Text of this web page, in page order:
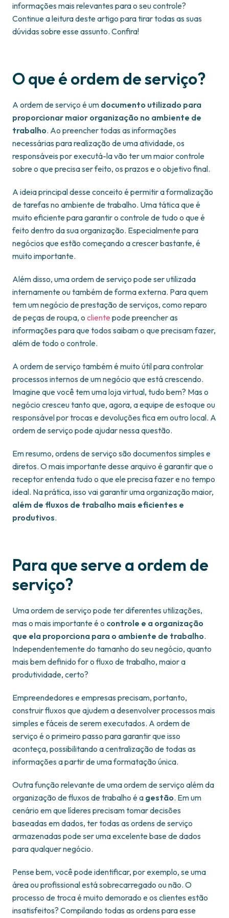
informações mais relevantes para o seu controle?
Continue a leitura deste artigo para tirar todas as suas
dúvidas sobre esse assunto. Confira!
O que é ordem de serviço?
A ordem de serviço é um documento utilizado para
proporcionar maior organização no ambiente de
trabalho. Ao preencher todas as informações
necessárias para realização de uma atividade, os
responsáveis por executá-la vão ter um maior controle
sobre o que precisa ser feito, os prazos e o objetivo final.
A ideia principal desse conceito é permitir a formalização
de tarefas no ambiente de trabalho. Uma tática que é
muito eficiente para garantir o controle de tudo o que é
feito dentro da sua organização. Especialmente para
negócios que estão começando a crescer bastante, é
muito importante.
Além disso, uma ordem de serviço pode ser utilizada
internamente ou também de forma externa. Para quem
tem um negócio de prestação de serviços, como reparo
de peças de roupa, o cliente pode preencher as
informações para que todos saibam o que precisam fazer,
além de todo o controle.
A ordem de serviço também é muito útil para controlar
processos internos de um negócio que está crescendo.
Imagine que você tem uma loja virtual, tudo bem? Mas o
negócio cresceu tanto que, agora, a equipe de estoque ou
responsável por trocas e devoluções fica em outro local. A
ordem de serviço pode ajudar nessa questão.
Em resumo, ordens de serviço são documentos simples e
diretos. O mais importante desse arquivo é garantir que o
receptor entenda tudo o que ele precisa fazer e no tempo
ideal. Na prática, isso vai garantir uma organização maior,
além de fluxos de trabalho mais eficientes e
produtivos.
Para que serve a ordem de
serviço?
Uma ordem de serviço pode ter diferentes utilizações,
mas o mais importante é o controle e a organização
que ela proporciona para o ambiente de trabalho.
Independentemente do tamanho do seu negócio, quanto
mais bem definido for o fluxo de trabalho, maior a
produtividade, certo?
Empreendedores e empresas precisam, portanto,
construir fluxos que ajudem a desenvolver processos mais
simples e fáceis de serem executados. A ordem de
serviço é o primeiro passo para garantir que isso
aconteça, possibilitando a centralização de todas as
informações a partir de uma formatação única.
Outra função relevante de uma ordem de serviço além da
organização de fluxos de trabalho é a gestão. Em um
cenário em que líderes precisam tomar decisões
baseadas em dados, ter todas as ordens de serviço
armazenadas pode ser uma excelente base de dados
para qualquer negócio.
Pense bem, você pode identificar, por exemplo, se uma
área ou profissional está sobrecarregado ou não. O
processo de troca é muito demorado e os clientes estão
insatisfeitos? Compilando todas as ordens para esse